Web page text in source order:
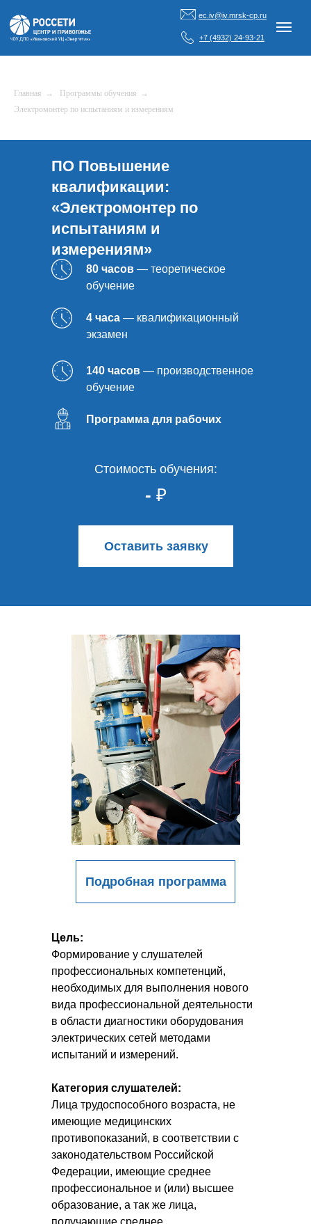
ec.iv@iv.mrsk-cp.ru
+7 (4932) 24-93-21
Главная → Программы обучения →
Электромонтер по испытаниям и измерениям
ПО Повышение
квалификации:
«Электромонтер по
испытаниям и
измерениям»
80 часов — теоретическое
обучение
4 часа — квалификационный
экзамен
140 часов — производственное
обучение
Программа для рабочих
Оставить заявку
- ₽
Стоимость обучения:
Цель:
Формирование у слушателей
профессиональных компетенций,
необходимых для выполнения нового
вида профессиональной деятельности
в области диагностики оборудования
электрических сетей методами
испытаний и измерений.
Категория слушателей:
Лица трудоспособного возраста, не
имеющие медицинских
противопоказаний, в соответствии с
законодательством Российской
Федерации, имеющие среднее
профессиональное и (или) высшее
образование, а так же лица,
получающие среднее
Подробная программа